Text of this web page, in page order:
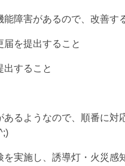
能障害があるので、改善す
届を提出すること
出すること
あるようなので、順番に対
を実施し、誘導灯・火災感